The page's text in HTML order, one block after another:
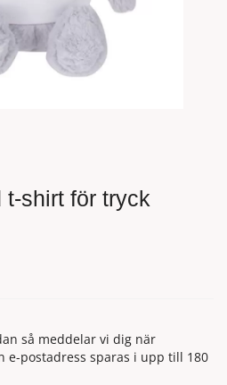
t-shirt för tryck
så meddelar vi dig när
e-postadress sparas i upp till 180